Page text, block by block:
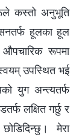
कस्तो अनुभूति
हूलका हूल
रूपमा
उपस्थित भई
युग अन्त्यतर्फ
लक्षित गर्छु र
मेरा